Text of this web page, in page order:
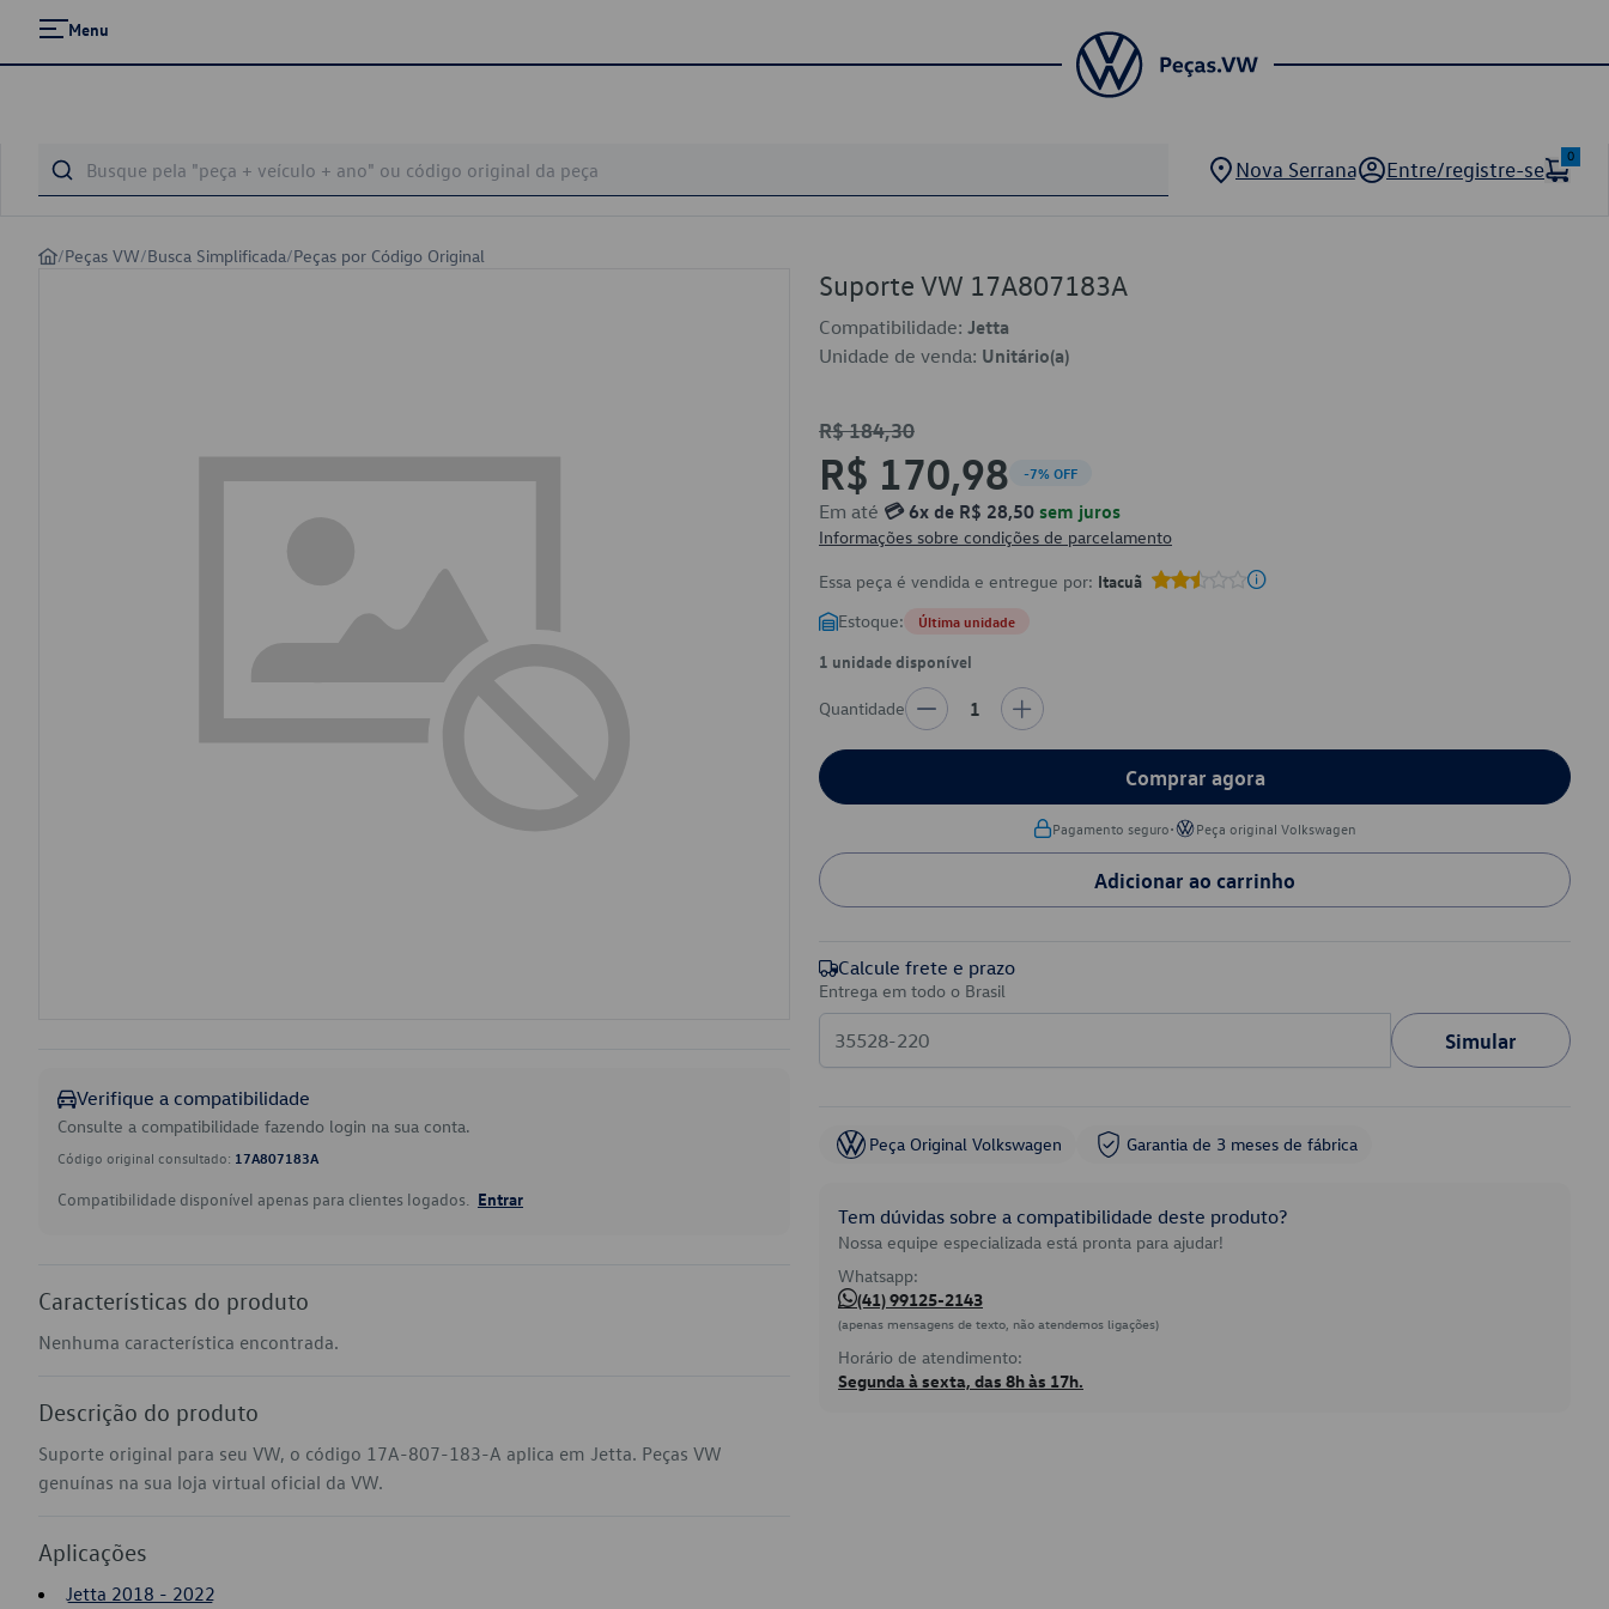
Menu
Nova Serrana Entre/registre-se
0
/Peças VW/Busca Simplificada/Peças por Código Original
Verifique a compatibilidade
Consulte a compatibilidade fazendo login na sua conta.
Código original consultado: 17A807183A
Compatibilidade disponível apenas para clientes logados. Entrar
Características do produto
Nenhuma característica encontrada.
Descrição do produto
Suporte original para seu VW, o código 17A-807-183-A aplica em Jetta. Peças VW
genuínas na sua loja virtual oficial da VW.
Aplicações
Jetta 2018 - 2022
Suporte VW 17A807183A
Compatibilidade: Jetta
Unidade de venda: Unitário(a)
R$ 184,30
R$ 170,98 -7% OFF
Em até 💳 6x de R$ 28,50 sem juros
Informações sobre condições de parcelamento
Essa peça é vendida e entregue por: Itacuã
Estoque: Última unidade
1 unidade disponível
Quantidade 1
Comprar agora
Pagamento seguro• Peça original Volkswagen
Adicionar ao carrinho
Calcule frete e prazo
Entrega em todo o Brasil
Simular
Peça Original Volkswagen Garantia de 3 meses de fábrica
Tem dúvidas sobre a compatibilidade deste produto?
Nossa equipe especializada está pronta para ajudar!
Whatsapp:
(41) 99125-2143
(apenas mensagens de texto, não atendemos ligações)
Horário de atendimento:
Segunda à sexta, das 8h às 17h.